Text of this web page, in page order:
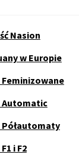
Nasion
w Europie
Automatic
Półautomaty
i F2